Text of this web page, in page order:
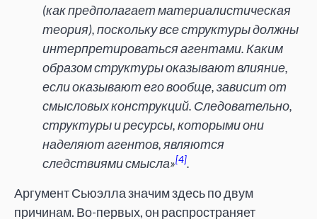
(как предполагает материалистическая
теория), поскольку все структуры должны
интерпретироваться агентами. Каким
образом структуры оказывают влияние,
если оказывают его вообще, зависит от
смысловых конструкций. Следовательно,
структуры и ресурсы, которыми они
наделяют агентов, являются
следствиями смысла»[4].
Аргумент Сьюэлла значим здесь по двум
причинам. Во-первых, он распространяет